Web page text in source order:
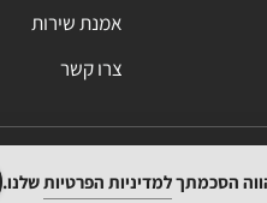
אמנת שירות
צרו קשר
הסכמתךלמדיניות הפרטיותשלנו.